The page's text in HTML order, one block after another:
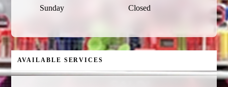
Sunday
Closed
AVAILABLE SERVICES